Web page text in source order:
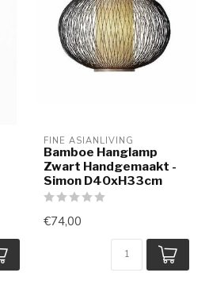
FINE ASIANLIVING
Bamboe Hanglamp
Zwart Handgemaakt -
Simon D40xH33cm
€74,00